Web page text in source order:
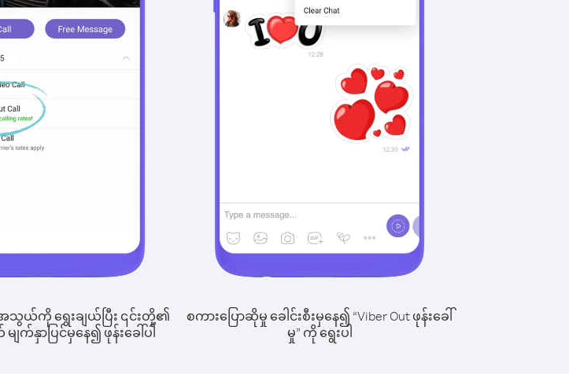
ယ်ကို ရွေးချယ်ပြီး ၎င်းတို့၏
နှာပြင်မှနေ၍ ဖုန်းခေါ်ပါ
စကားပြောဆိုမှု ခေါင်းစီးမှနေ၍ “Viber Out ဖုန်းခေါ်
မှု” ကို ရွေးပါ